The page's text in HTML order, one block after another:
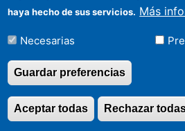
Organismos financiadores
Cómo llegar
©Copyright 2026 Todos los
reservados
haya hecho de sus servicios. Más
Necesarias
Guardar preferencias
Rechazar
Aceptar todas